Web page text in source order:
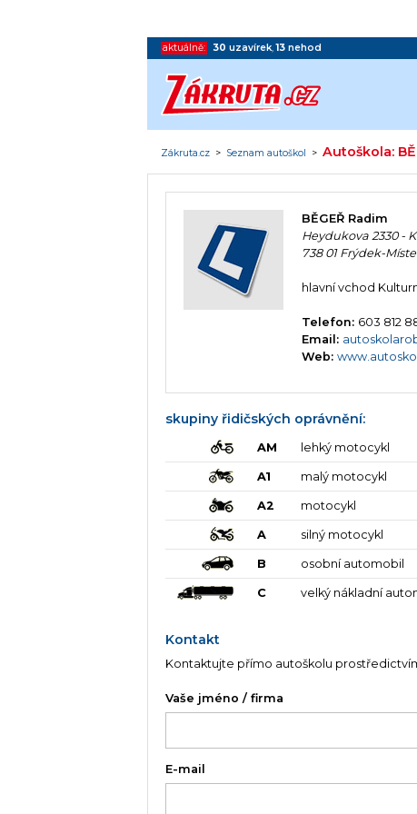
aktuálně: 30 uzavírek,13 nehod
Zákruta.cz > Seznam autoškol >Autoškola:
BĚGEŘ Radim
Heydukova 2330 -
738 01 Frýdek-
hlavní vchod
Telefon: 603 812
Email:
Web:
skupiny řidičských oprávnění:
AM lehký motocykl
A1 malý motocykl
A2 motocykl
A silný motocykl
B osobní automobil
C velký nákladní
Kontakt
Kontaktujte přímo autoškolu
Vaše jméno / firma
E-mail